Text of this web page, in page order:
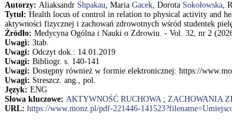
Autorzy: Aliaksandr Shpakau, Maria Gacek, Dorota Sokołowska,
Tytuł: Health locus of control in relation to physical activity and
aktywności fizycznej i zachowań zdrowotnych wśród studentek
Źródło: Medycyna Ogólna i Nauki o Zdrowiu. - Vol. 32, nr 2
Uwagi: 3tab.
Uwagi: Odczyt dok.: 14.01.2019
Uwagi: Bibliogr. s. 140-141
Uwagi: Dostępny również w formie elektronicznej: https://
Uwagi: Streszcz. ang., pol.
Język: ENG
Słowa kluczowe: AKTYWNOŚĆ RUCHOWA; ZACHOWANIA
URL: https://www.monz.pl/pdf-221446-